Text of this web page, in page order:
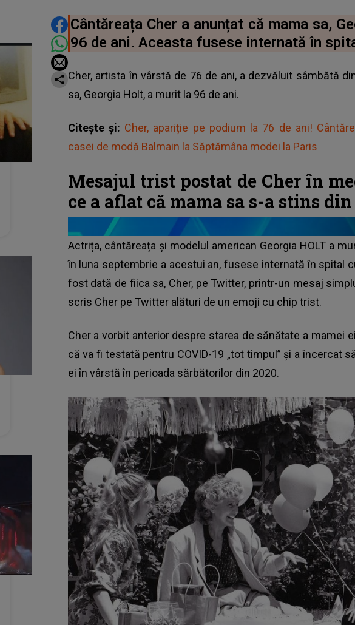
DISTRIBUIE ARTICOLUL
Cântăreața Cher a anunțat că mama sa,
96 de ani. Aceasta fusese internată în
Cher, artista în vârstă de 76 de ani, a dezvăluit sâmbătă
sa, Georgia Holt, a murit la 96 de ani.
Citește și: Cher, apariție pe podium la 76 de ani!
casei de modă Balmain la Săptămâna modei la Paris
Mesajul trist postat de Cher în
ce a aflat că mama sa s-a stins
Actrița, cântăreața și modelul american Georgia HOLT a
în luna septembrie a acestui an, fusese internată în spital
fost dată de fiica sa, Cher, pe Twitter, printr-un mesaj
scris Cher pe Twitter alături de un emoji cu chip trist.
Cher a vorbit anterior despre starea de sănătate a mamei
că va fi testată pentru COVID-19 „tot timpul” și a încercat
ei în vârstă în perioada sărbătorilor din 2020.